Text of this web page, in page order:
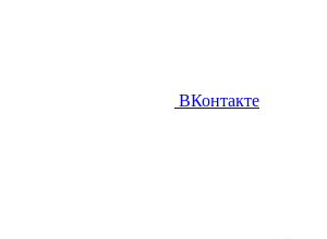
ВКонтакте